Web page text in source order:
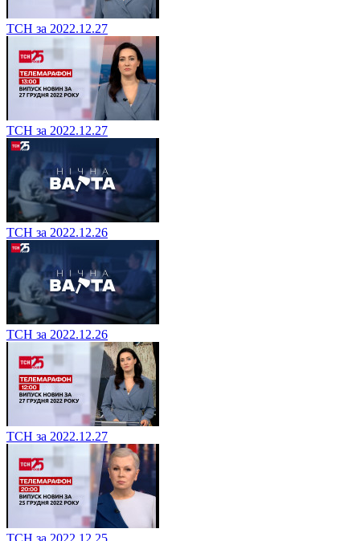
ТСН за 2022.12.27
ТСН за 2022.12.27
ТСН за 2022.12.26
ТСН за 2022.12.26
ТСН за 2022.12.27
ТСН за 2022.12.25